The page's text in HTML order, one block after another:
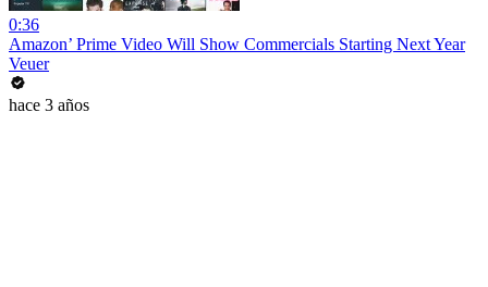
0:36
Amazon’ Prime Video Will Show Commercials Starting Next Year
Veuer
hace 3 años